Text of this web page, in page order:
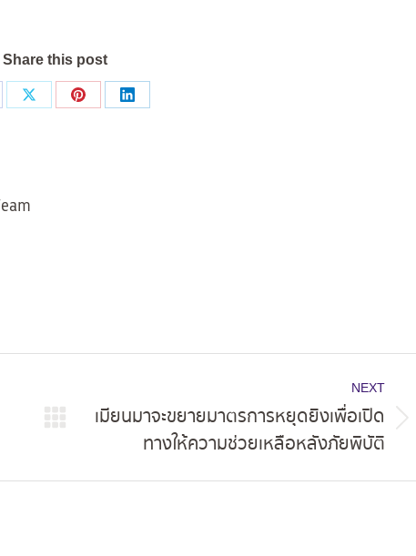
Share this post
Share
Share
Share
NEXT
เมียนมาจะขยายมาตรการหยุดยิงเพื่อเปิด
ทางให้ความช่วยเหลือหลังภัยพิบัติ